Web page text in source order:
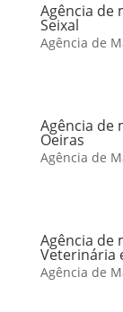
Agência de
Seixal
Agência de
Agência de
Oeiras
Agência de
Agência de
Veterinária
Agência de